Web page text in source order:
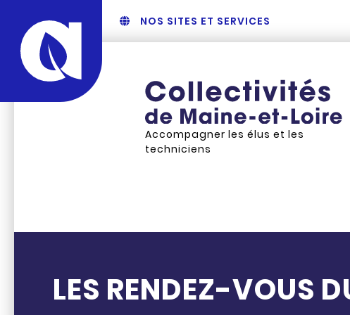
NOS SITES ET SERVICES
Accompagner les élus et les
techniciens
LES RENDEZ-VOUS